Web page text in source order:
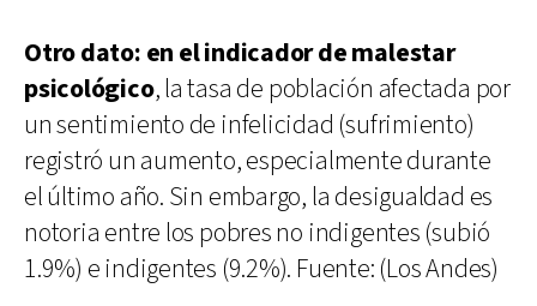
Otro dato: en el indicador de malestar
psicológico, la tasa de población afectada por
un sentimiento de infelicidad (sufrimiento)
registró un aumento, especialmente durante
el último año. Sin embargo, la desigualdad es
notoria entre los pobres no indigentes (subió
1.9%) e indigentes (9.2%). Fuente: (Los Andes)